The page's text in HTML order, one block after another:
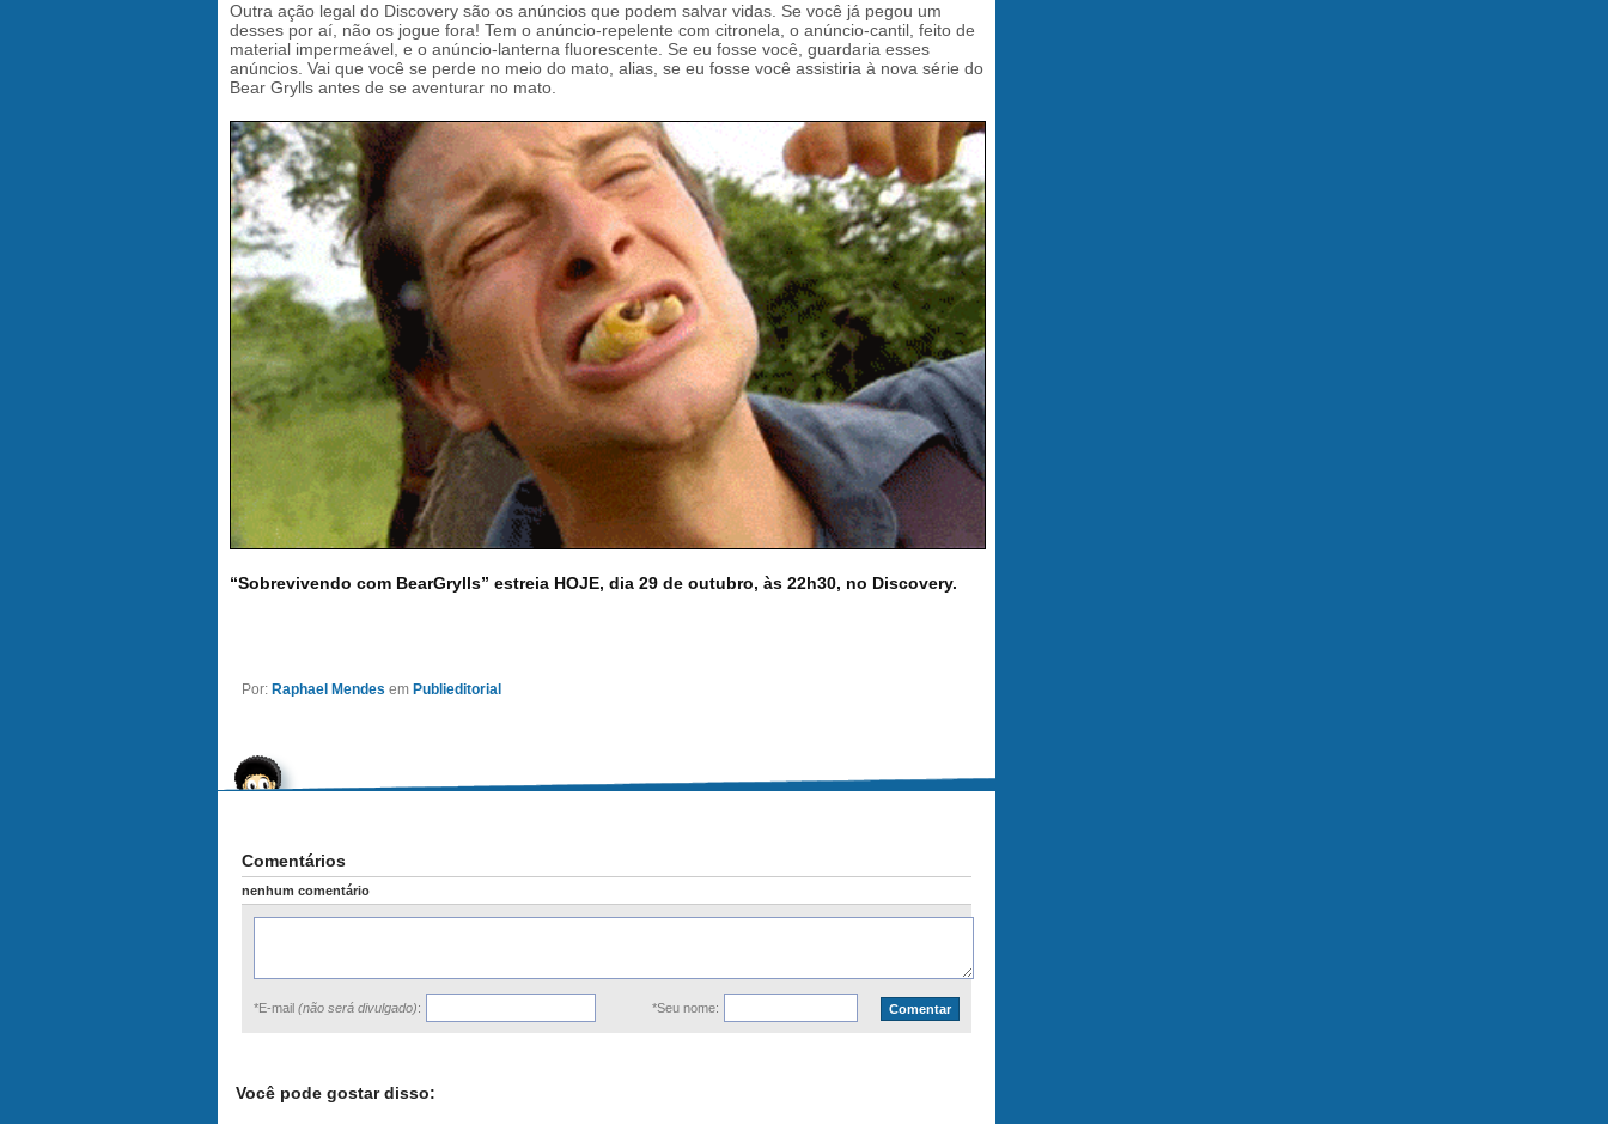
Outra ação legal do Discovery são os anúncios que podem salvar vidas. Se você já pegou um
desses por aí, não os jogue fora! Tem o anúncio-repelente com citronela, o anúncio-cantil, feito de
material impermeável, e o anúncio-lanterna fluorescente. Se eu fosse você, guardaria esses
anúncios. Vai que você se perde no meio do mato, alias, se eu fosse você assistiria à nova série do
Bear Grylls antes de se aventurar no mato.
“Sobrevivendo com BearGrylls” estreia HOJE, dia 29 de outubro, às 22h30, no Discovery.
Por: Raphael Mendes em Publieditorial
Comentários
nenhum comentário
*E-mail (não será divulgado): *Seu nome:
Você pode gostar disso: